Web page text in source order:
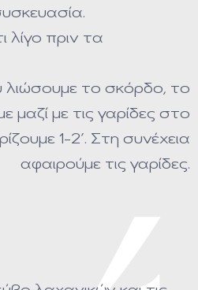
λίγο πριν τα
λιώσουμε το σκόρδο, το
μαζί με τις γαρίδες στο
1-2’. Στη συνέχεια
αφαιρούμε τις γαρίδες.